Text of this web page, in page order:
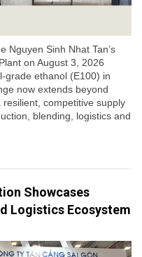
Nguyen Sinh Nhat Tan’s
on August 3, 2026
grade ethanol (E100) in
now extends beyond
competitive supply
blending, logistics and
Showcases
Logistics Ecosystem